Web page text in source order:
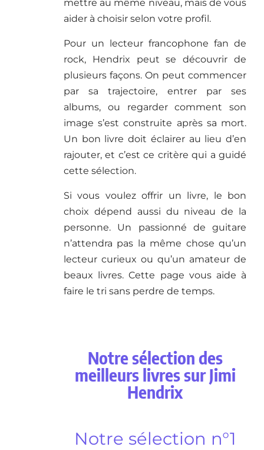
mettre au même niveau, mais de vous
aider à choisir selon votre profil.
Pour un lecteur francophone fan de
rock, Hendrix peut se découvrir de
plusieurs façons. On peut commencer
par sa trajectoire, entrer par ses
albums, ou regarder comment son
image s’est construite après sa mort.
Un bon livre doit éclairer au lieu d’en
rajouter, et c’est ce critère qui a guidé
cette sélection.
Si vous voulez offrir un livre, le bon
choix dépend aussi du niveau de la
personne. Un passionné de guitare
n’attendra pas la même chose qu’un
lecteur curieux ou qu’un amateur de
beaux livres. Cette page vous aide à
faire le tri sans perdre de temps.
Notre sélection des
meilleurs livres sur Jimi
Hendrix
Notre sélection n°1